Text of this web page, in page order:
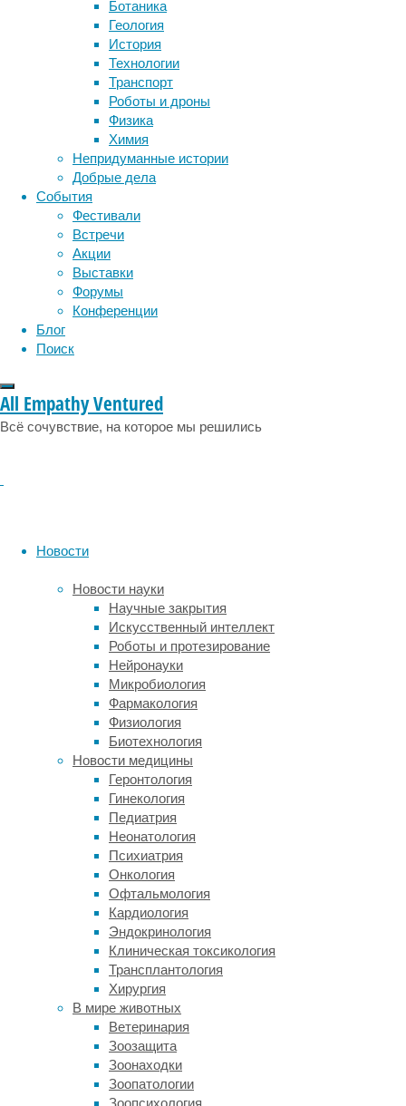
Ботаника
Геология
История
Технологии
Транспорт
Роботы и дроны
Физика
Химия
Непридуманные истории
Добрые дела
События
Фестивали
Встречи
Акции
Выставки
Форумы
Конференции
Блог
Поиск
All Empathy Ventured
Всё сочувствие, на которое мы решились
Новости
Новости науки
Научные закрытия
Искусственный интеллект
Роботы и протезирование
Нейронауки
Микробиология
Фармакология
Физиология
Биотехнология
Новости медицины
Геронтология
Гинекология
Педиатрия
Неонатология
Психиатрия
Онкология
Офтальмология
Кардиология
Эндокринология
Клиническая токсикология
Трансплантология
Хирургия
В мире животных
Ветеринария
Зоозащита
Зоонаходки
Зоопатологии
Зоопсихология
причин.
Более
того,
ранее
рассказывали
ученых
выяснили,
как
физическая
нагрузка
а
исследователи
оказывает
умственные
способности.
Теперь
авторы
метаанализа,
текст
которого
опубликован
в
журнале
JAMA
Network
Open,
подтвердили
положительное
влияние
на
психическое
здоровье
таких
аэробных
нагрузок,
как
ходьба.
Систематический
обзор
33
ДНК бактерии
биотехнология
генетика
здоровье знания
инструменты и методы
исследования
лекарства медицина
мозг
нейробиология
нейрофизиология
поведение
сон социальные проблемы